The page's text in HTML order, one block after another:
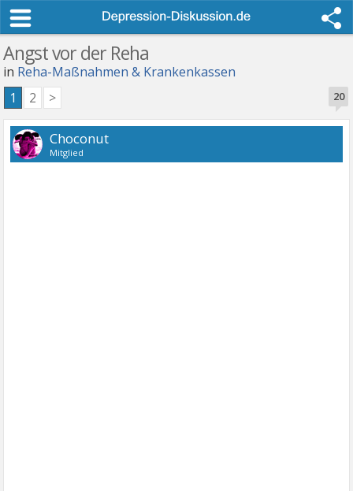
Angst vor der Reha
in Reha-Maßnahmen & Krankenkassen
20
1 2 >
Choconut
Mitglied